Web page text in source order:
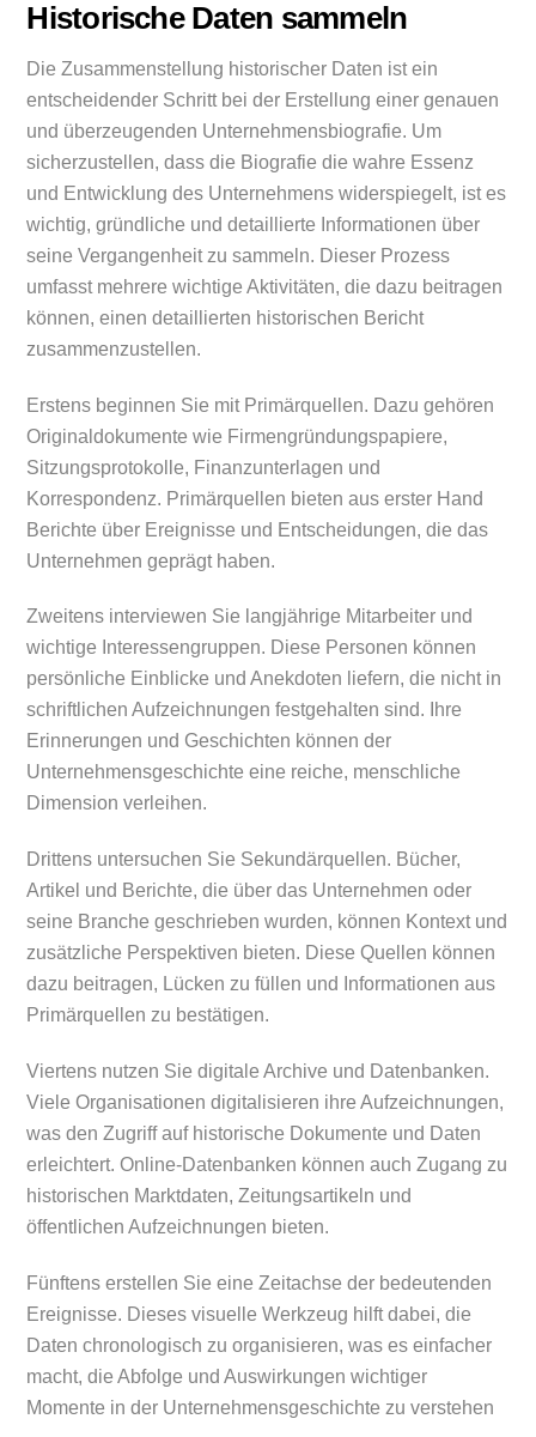
Historische Daten sammeln
Die Zusammenstellung historischer Daten ist ein
entscheidender Schritt bei der Erstellung einer genauen
und überzeugenden Unternehmensbiografie. Um
sicherzustellen, dass die Biografie die wahre Essenz
und Entwicklung des Unternehmens widerspiegelt, ist es
wichtig, gründliche und detaillierte Informationen über
seine Vergangenheit zu sammeln. Dieser Prozess
umfasst mehrere wichtige Aktivitäten, die dazu beitragen
können, einen detaillierten historischen Bericht
zusammenzustellen.
Erstens beginnen Sie mit Primärquellen. Dazu gehören
Originaldokumente wie Firmengründungspapiere,
Sitzungsprotokolle, Finanzunterlagen und
Korrespondenz. Primärquellen bieten aus erster Hand
Berichte über Ereignisse und Entscheidungen, die das
Unternehmen geprägt haben.
Zweitens interviewen Sie langjährige Mitarbeiter und
wichtige Interessengruppen. Diese Personen können
persönliche Einblicke und Anekdoten liefern, die nicht in
schriftlichen Aufzeichnungen festgehalten sind. Ihre
Erinnerungen und Geschichten können der
Unternehmensgeschichte eine reiche, menschliche
Dimension verleihen.
Drittens untersuchen Sie Sekundärquellen. Bücher,
Artikel und Berichte, die über das Unternehmen oder
seine Branche geschrieben wurden, können Kontext und
zusätzliche Perspektiven bieten. Diese Quellen können
dazu beitragen, Lücken zu füllen und Informationen aus
Primärquellen zu bestätigen.
Viertens nutzen Sie digitale Archive und Datenbanken.
Viele Organisationen digitalisieren ihre Aufzeichnungen,
was den Zugriff auf historische Dokumente und Daten
erleichtert. Online-Datenbanken können auch Zugang zu
historischen Marktdaten, Zeitungsartikeln und
öffentlichen Aufzeichnungen bieten.
Fünftens erstellen Sie eine Zeitachse der bedeutenden
Ereignisse. Dieses visuelle Werkzeug hilft dabei, die
Daten chronologisch zu organisieren, was es einfacher
macht, die Abfolge und Auswirkungen wichtiger
Momente in der Unternehmensgeschichte zu verstehen